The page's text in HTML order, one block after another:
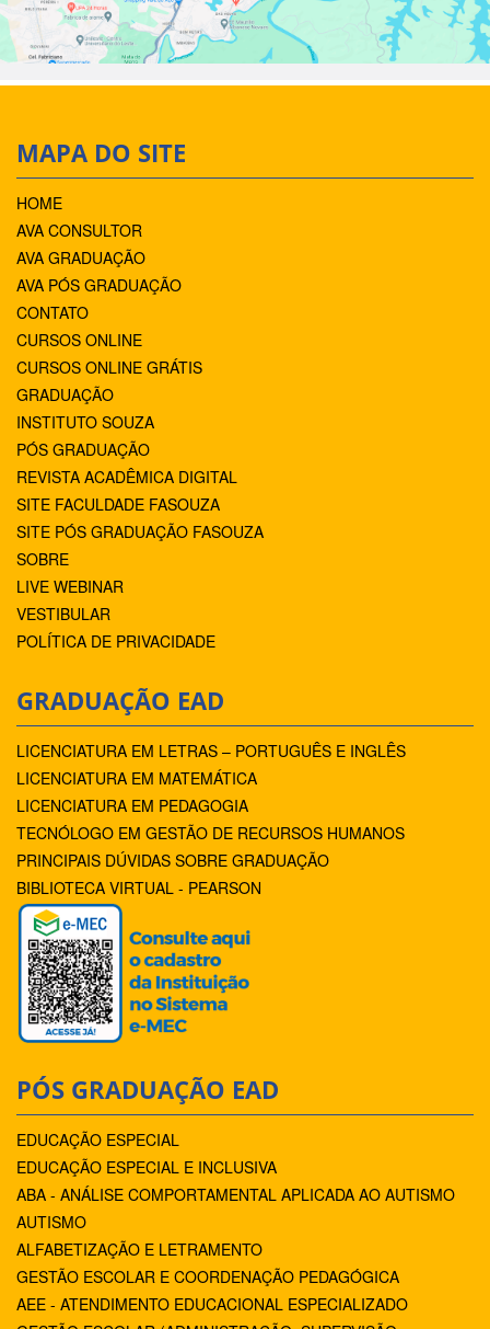
MAPA DO SITE
HOME
AVA CONSULTOR
AVA GRADUAÇÃO
AVA PÓS GRADUAÇÃO
CONTATO
CURSOS ONLINE
CURSOS ONLINE GRÁTIS
GRADUAÇÃO
INSTITUTO SOUZA
PÓS GRADUAÇÃO
REVISTA ACADÊMICA DIGITAL
SITE FACULDADE FASOUZA
SITE PÓS GRADUAÇÃO FASOUZA
SOBRE
LIVE WEBINAR
VESTIBULAR
POLÍTICA DE PRIVACIDADE
GRADUAÇÃO EAD
LICENCIATURA EM LETRAS – PORTUGUÊS E INGLÊS
LICENCIATURA EM MATEMÁTICA
LICENCIATURA EM PEDAGOGIA
TECNÓLOGO EM GESTÃO DE RECURSOS HUMANOS
PRINCIPAIS DÚVIDAS SOBRE GRADUAÇÃO
BIBLIOTECA VIRTUAL - PEARSON
PÓS GRADUAÇÃO EAD
EDUCAÇÃO ESPECIAL
EDUCAÇÃO ESPECIAL E INCLUSIVA
ABA - ANÁLISE COMPORTAMENTAL APLICADA AO AUTISMO
AUTISMO
ALFABETIZAÇÃO E LETRAMENTO
GESTÃO ESCOLAR E COORDENAÇÃO PEDAGÓGICA
AEE - ATENDIMENTO EDUCACIONAL ESPECIALIZADO